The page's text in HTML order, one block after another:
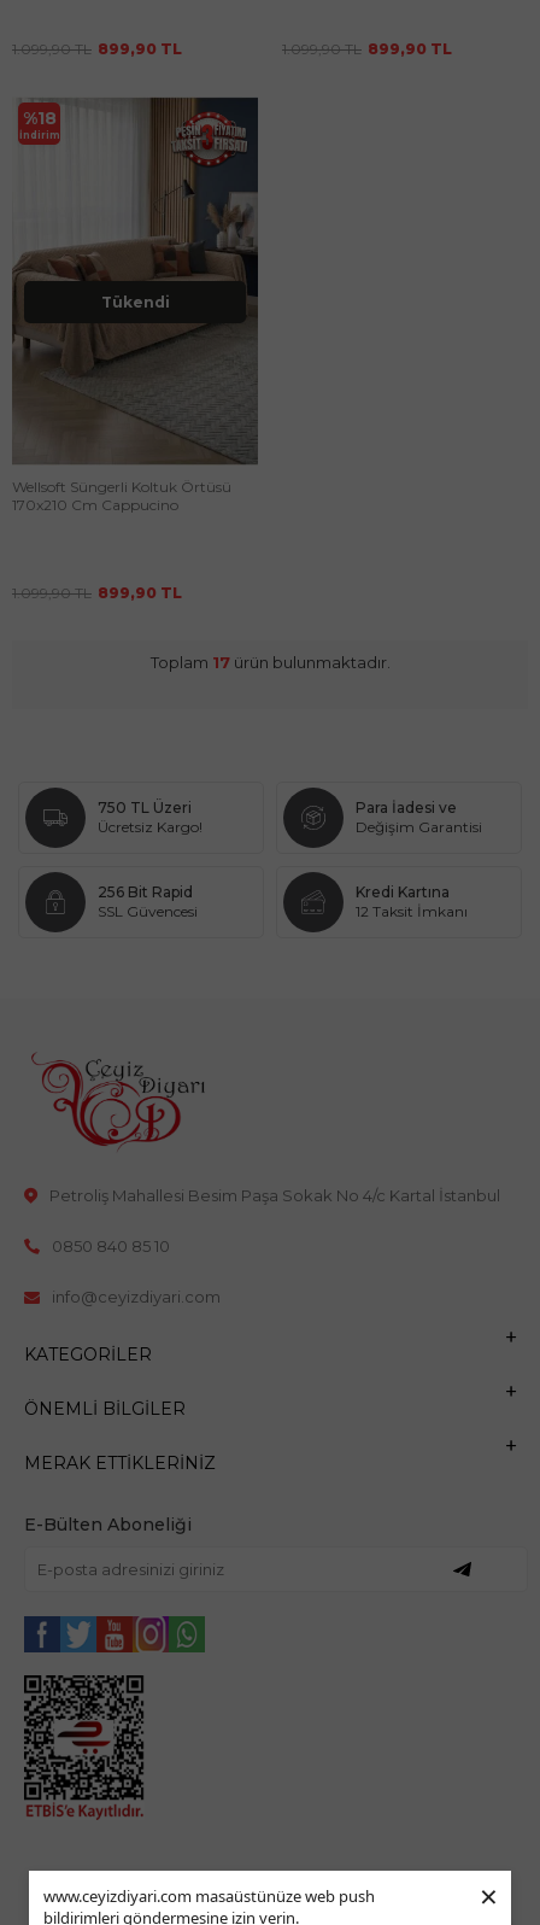
www.ceyizdiyari.com masaüstünüze web push
bildirimleri göndermesine izin verin.
×
1.099,90TL 899,90 TL 1.099,90TL 899,90 TL
%18
İndirim
Tükendi
Wellsoft Süngerli Koltuk Örtüsü
170x210 Cm Cappucino
1.099,90TL 899,90 TL
Toplam 17ürün bulunmaktadır.
750 TL Üzeri
Ücretsiz Kargo!
Para İadesi ve
Değişim Garantisi
256 Bit Rapid
SSL Güvencesi
Kredi Kartına
12 Taksit İmkanı
Petroliş Mahallesi Besim Paşa Sokak No 4/c Kartal İstanbul
0850 840 85 10
info@ceyizdiyari.com
KATEGORILER
ÖNEMLI BILGILER
MERAK ETTIKLERINIZ
E-Bülten Aboneliği